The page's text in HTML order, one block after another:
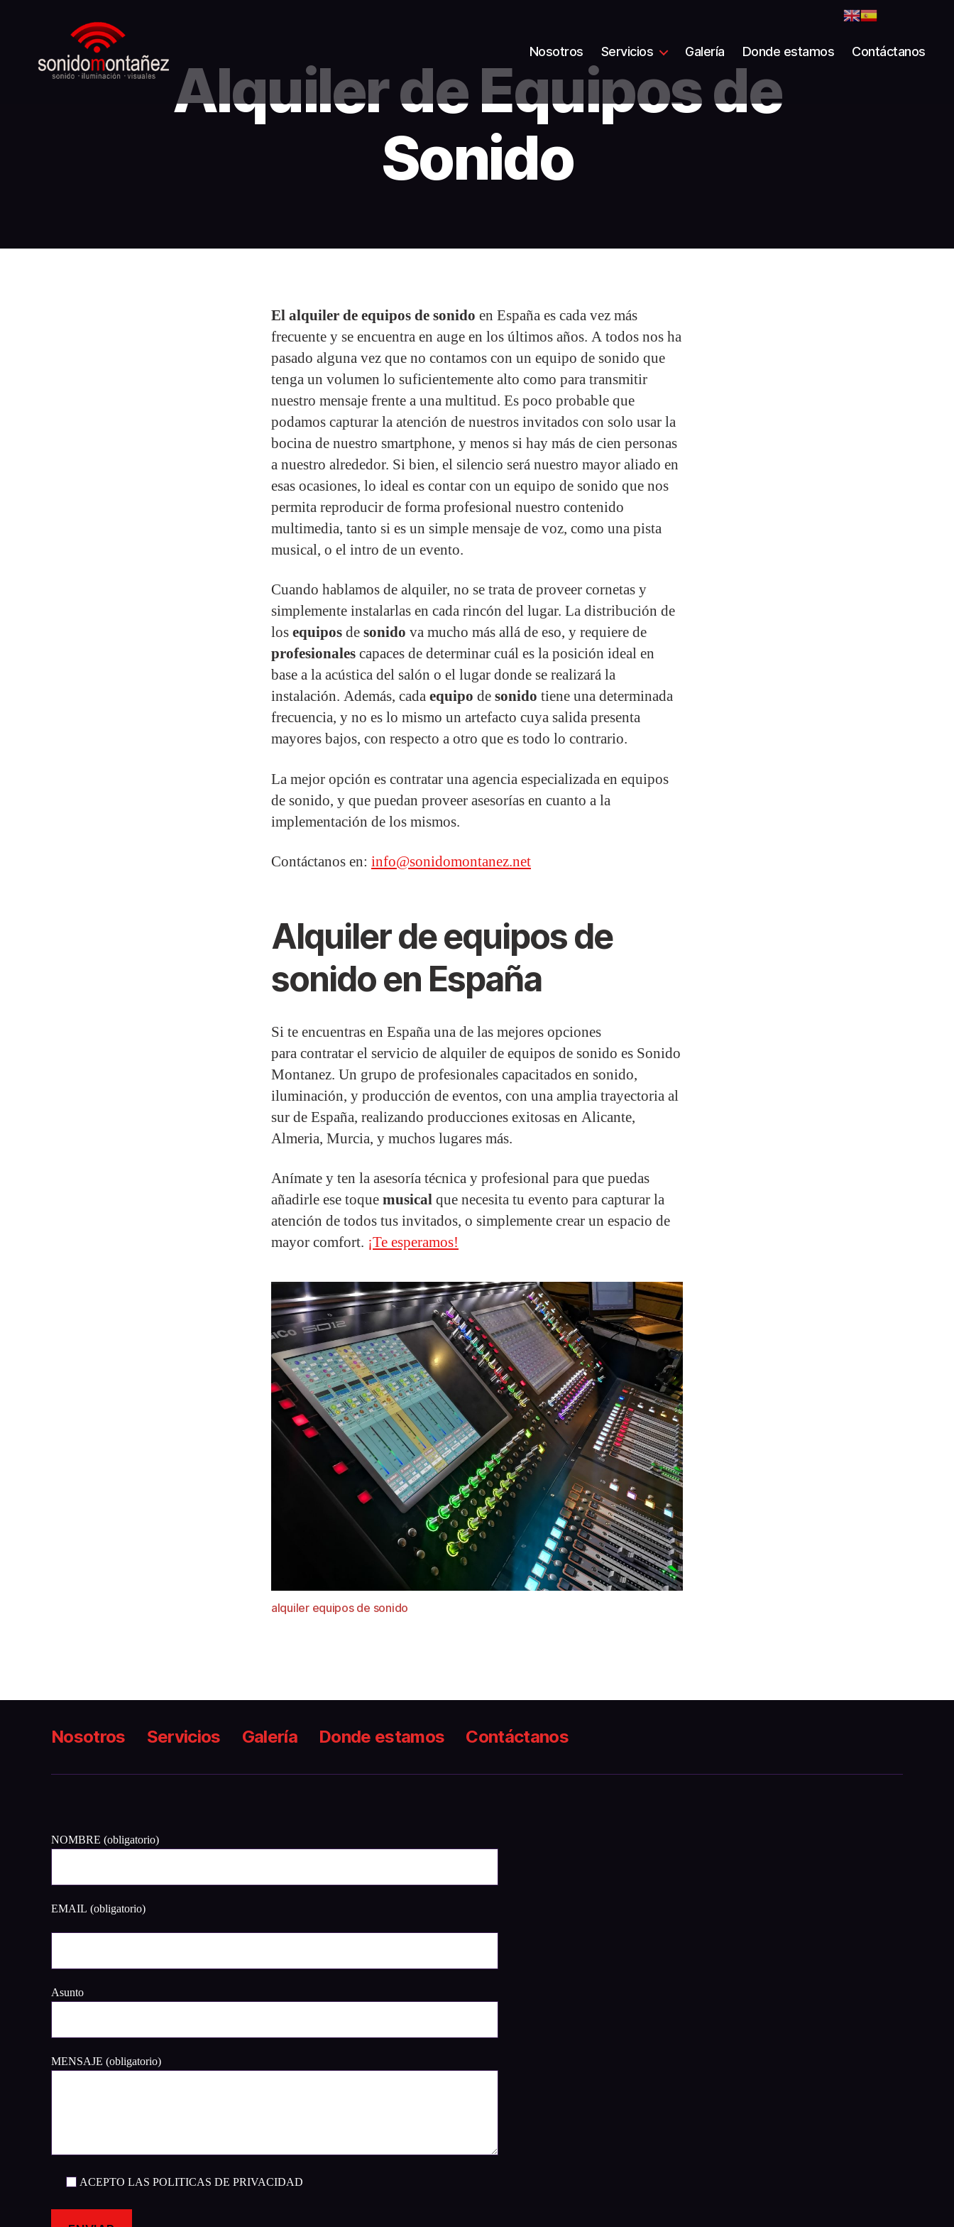
Nosotros Servicios Galería Donde estamos Contáctanos
Alquiler de Equipos de
Sonido
El alquiler de equipos de sonido en España es cada vez más
frecuente y se encuentra en auge en los últimos años. A todos nos ha
pasado alguna vez que no contamos con un equipo de sonido que
tenga un volumen lo suficientemente alto como para transmitir
nuestro mensaje frente a una multitud. Es poco probable que
podamos capturar la atención de nuestros invitados con solo usar la
bocina de nuestro smartphone, y menos si hay más de cien personas
a nuestro alrededor. Si bien, el silencio será nuestro mayor aliado en
esas ocasiones, lo ideal es contar con un equipo de sonido que nos
permita reproducir de forma profesional nuestro contenido
multimedia, tanto si es un simple mensaje de voz, como una pista
musical, o el intro de un evento.
Cuando hablamos de alquiler, no se trata de proveer cornetas y
simplemente instalarlas en cada rincón del lugar. La distribución de
losequiposdesonido va mucho más allá de eso, y requiere de
profesionalescapaces de determinar cuál es la posición ideal en
base a la acústica del salón o el lugar donde se realizará la
instalación. Además, cadaequipo desonido tiene una determinada
frecuencia, y no es lo mismo un artefacto cuya salida presenta
mayores bajos, con respecto a otro que es todo lo contrario.
La mejor opción es contratar una agencia especializada en equipos
de sonido, y que puedan proveer asesorías en cuanto a la
implementación de los mismos.
Contáctanos en: info@sonidomontanez.net
Alquiler de equipos de
sonido en España
Si te encuentras en España una de las mejores opciones
para contratar el servicio de alquiler de equipos de sonido es Sonido
Montanez. Un grupo de profesionales capacitados en sonido,
iluminación, y producción de eventos, con una amplia trayectoria al
sur de España, realizando producciones exitosas en Alicante,
Almeria, Murcia, y muchos lugares más.
Anímate y ten la asesoría técnica y profesional para que puedas
añadirle ese toquemusicalque necesita tu evento para capturar la
atención de todos tus invitados, o simplemente crear un espacio de
mayor comfort. ¡Te esperamos!
alquiler equipos de sonido
Nosotros Servicios Galería Donde estamos Contáctanos
NOMBRE (obligatorio)
EMAIL (obligatorio)
Asunto
MENSAJE (obligatorio)
ACEPTO LAS POLITICAS DE PRIVACIDAD